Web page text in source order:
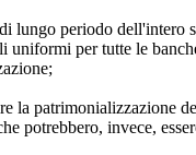
lungo periodo
per tutte le
patrimonializzazione
potrebbero, invece,